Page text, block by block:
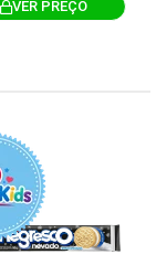
VER PREÇO